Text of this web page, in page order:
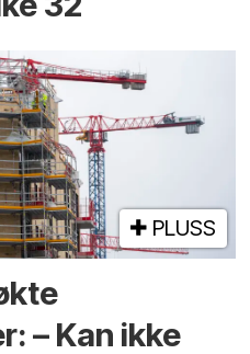
PLUSS
– Kan ikke